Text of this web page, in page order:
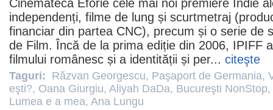
Cinemateca Eforie cele mai noi premiere Indie
independenți, filme de lung și scurtmetraj
financiar din partea CNC), precum și o serie de
de Film. Încă de la prima ediție din 2006, IPIFF
filmului românesc și a identității și per... citeşte
Taguri: Răzvan Georgescu, Paşaport de Germania,
eşti?, Oana Giurgiu, Aliyah DaDa, Bucureşti NonStop,
Lumea e a mea, Ana Lungu